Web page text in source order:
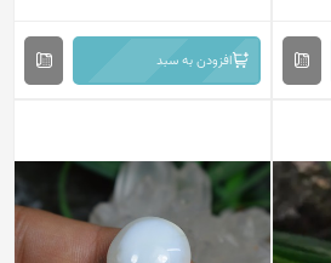
افزودن به سبد